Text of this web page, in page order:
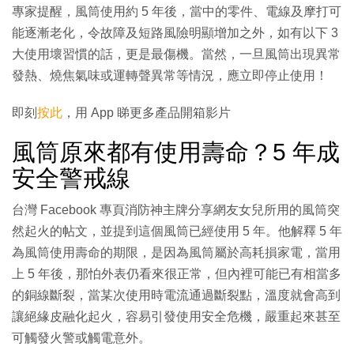
專家提醒，風筒使用約 5 年後，當中的零件、電線及摩打可
能逐漸老化，令故障及短路風險明顯增加之外，如有以下 3
大使用壞習慣的話，更是最傷機。當然，一旦風筒出現異常
發熱、燒焦氣味或運轉聲異常等情況，應立即停止使用！
即刻 按此 ，用 App 睇更多產品開箱影片
風筒原來都有使用壽命？5 年成
安全警戒線
台灣 Facebook 專頁消防神主牌分享網友女兒所用的風筒突
然起火的帖文，並提到這個風筒已經使用 5 年。他解釋 5 年
為風筒使用壽命的期限，是因為風筒屬於高耗損家電，當用
上 5 年後，那怕外表仍看來很正常，但內裡可能已有相當多
的銅線斷裂，當某次使用時電流通過斷裂點，溫度就會高到
讓絕緣皮融化起火，容易引發使用安全危機，嚴重起來甚至
可觸發火警或觸電意外。